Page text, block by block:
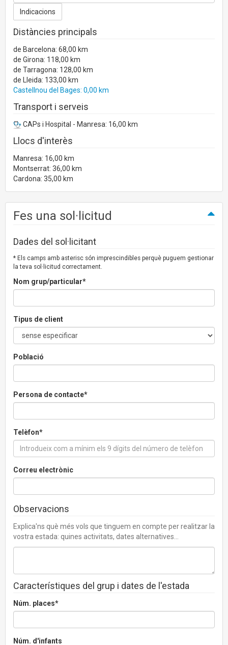
Distàncies principals
de Barcelona: 68,00 km
de Girona: 118,00 km
de Tarragona: 128,00 km
de Lleida: 133,00 km
Castellnou del Bages: 0,00 km
Transport i serveis
CAPs i Hospital - Manresa: 16,00 km
Llocs d'interès
Manresa: 16,00 km
Montserrat: 36,00 km
Cardona: 35,00 km
Fes una sol·licitud
Dades del sol·licitant
* Els camps amb asterisc són imprescindibles perquè puguem gestionar
la teva sol·licitud correctament.
Nom grup/particular*
Tipus de client
Població
Persona de contacte*
Telèfon*
Correu electrònic
Observacions
Explica'ns què més vols que tinguem en compte per realitzar la
vostra estada: quines activitats, dates alternatives...
Característiques del grup i dates de l'estada
Núm. places*
Núm. d'infants